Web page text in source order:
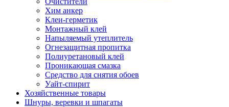
Хим анкер
Клеи-герметик
Монтажный клей
Напыляемый утеплитель
Огнезащитная пропитка
Полиуретановый клей
Проникающая смазка
Средство для снятия обоев
Уайт-спирит
Хозяйственные товары
Шнуры, веревки и шпагаты